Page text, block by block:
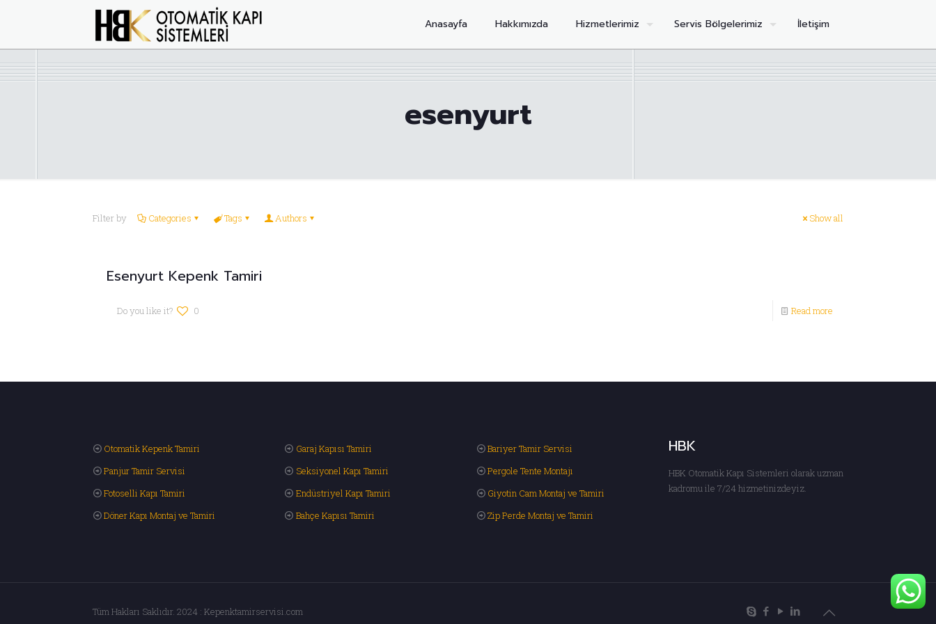
Anasayfa Hakkımızda Hizmetlerimiz Servis Bölgelerimiz İletişim
esenyurt
Filter by Categories Tags Authors Show all
Esenyurt Kepenk Tamiri
Do you like it? 0 Read more
Otomatik Kepenk Tamiri
Panjur Tamir Servisi
Fotoselli Kapı Tamiri
Döner Kapı Montaj ve Tamiri
Garaj Kapısı Tamiri
Seksiyonel Kapı Tamiri
Endüstriyel Kapı Tamiri
Bahçe Kapısı Tamiri
Bariyer Tamir Servisi
Pergole Tente Montajı
Giyotin Cam Montaj ve Tamiri
Zip Perde Montaj ve Tamiri
HBK
HBK Otomatik Kapı Sistemleri olarak uzman
kadromu ile 7/24 hizmetinizdeyiz.
Tüm Hakları Saklıdır. 2024 : Kepenktamirservisi.com